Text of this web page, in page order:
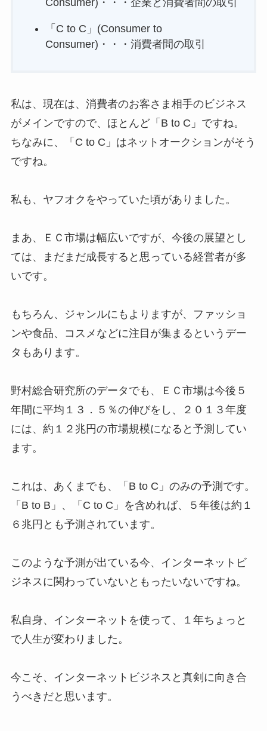
Consumer)・・・企業と消費者間の取引
「C to C」(Consumer to
Consumer)・・・消費者間の取引
私は、現在は、消費者のお客さま相手のビジネス
がメインですので、ほとんど「B to C」ですね。
ちなみに、「C to C」はネットオークションがそう
ですね。
私も、ヤフオクをやっていた頃がありました。
まあ、ＥＣ市場は幅広いですが、今後の展望とし
ては、まだまだ成長すると思っている経営者が多
いです。
もちろん、ジャンルにもよりますが、ファッショ
ンや食品、コスメなどに注目が集まるというデー
タもあります。
野村総合研究所のデータでも、ＥＣ市場は今後５
年間に平均１３．５％の伸びをし、２０１３年度
には、約１２兆円の市場規模になると予測してい
ます。
これは、あくまでも、「B to C」のみの予測です。
「B to B」、「C to C」を含めれば、５年後は約１
６兆円とも予測されています。
このような予測が出ている今、インターネットビ
ジネスに関わっていないともったいないですね。
私自身、インターネットを使って、１年ちょっと
で人生が変わりました。
今こそ、インターネットビジネスと真剣に向き合
うべきだと思います。